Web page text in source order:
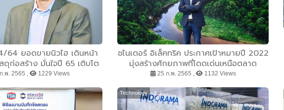
64 ยอดขายนิวไฮ เดินหน้า
ก่อสร้าง มั่นใจปี 65 เติบโต
กว่า 10%
.พ. 2565 , 1229 Views
ชไนเดอร์ อิเล็คทริค ประกาศเป้าหมายปี 2022
มุ่งสร้างศักยภาพที่โดดเด่นเหนือตลาด
25 ก.พ. 2565 , 1132 Views
Technology